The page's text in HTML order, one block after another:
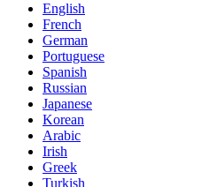
English
French
German
Portuguese
Spanish
Russian
Japanese
Korean
Arabic
Irish
Greek
Turkish